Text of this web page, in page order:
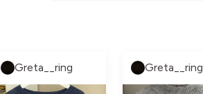
Greta__ring Greta__ring